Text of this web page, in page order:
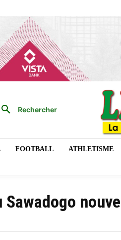
Rechercher
FOOTBALL ATHLETISME
Sawadogo